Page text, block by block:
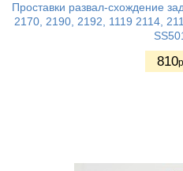
Проставки развал-схождение
2170, 2190, 2192, 1119 2114,
810